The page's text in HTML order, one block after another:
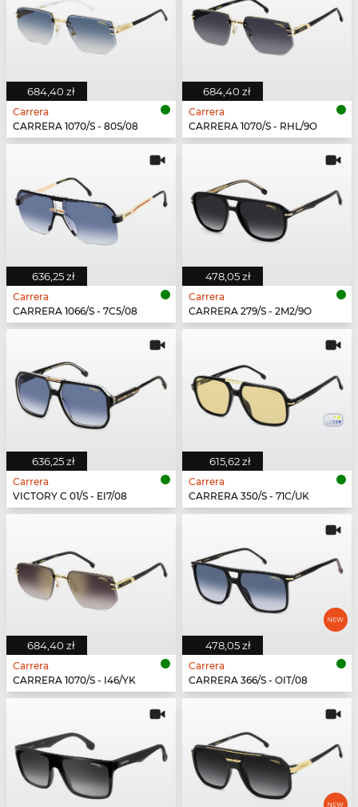
684,40 zł
Carrera
CARRERA 1070/S - 80S/08
684,40 zł
Carrera
CARRERA 1070/S - RHL/9O
636,25 zł
Carrera
CARRERA 1066/S - 7C5/08
478,05 zł
Carrera
CARRERA 279/S - 2M2/9O
636,25 zł
Carrera
VICTORY C 01/S - EI7/08
615,62 zł
Carrera
CARRERA 350/S - 71C/UK
684,40 zł
Carrera
CARRERA 1070/S - I46/YK
478,05 zł
Carrera
CARRERA 366/S - OIT/08